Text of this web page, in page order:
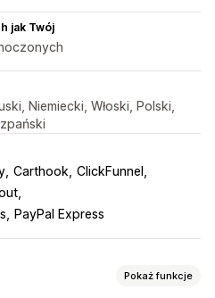
jak Twój
Niemiecki, Włoski, Polski,
Carthook ClickFunnel
PayPal Express
Pokaż funkcje